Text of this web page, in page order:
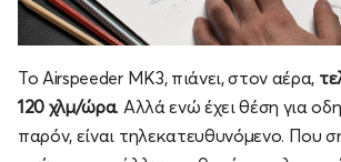
Το Airspeeder MK3, πιάνει, στον αέρα,
120 χλμ/ώρα. Αλλά ενώ έχει θέση για
παρόν, είναι τηλεκατευθυνόμενο. Που